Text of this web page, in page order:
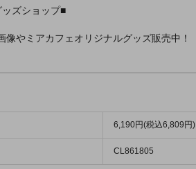
ズショップ■
やミアカフェオリジナルグッズ販売中！
6,190円(税込6,809円)
CL861805